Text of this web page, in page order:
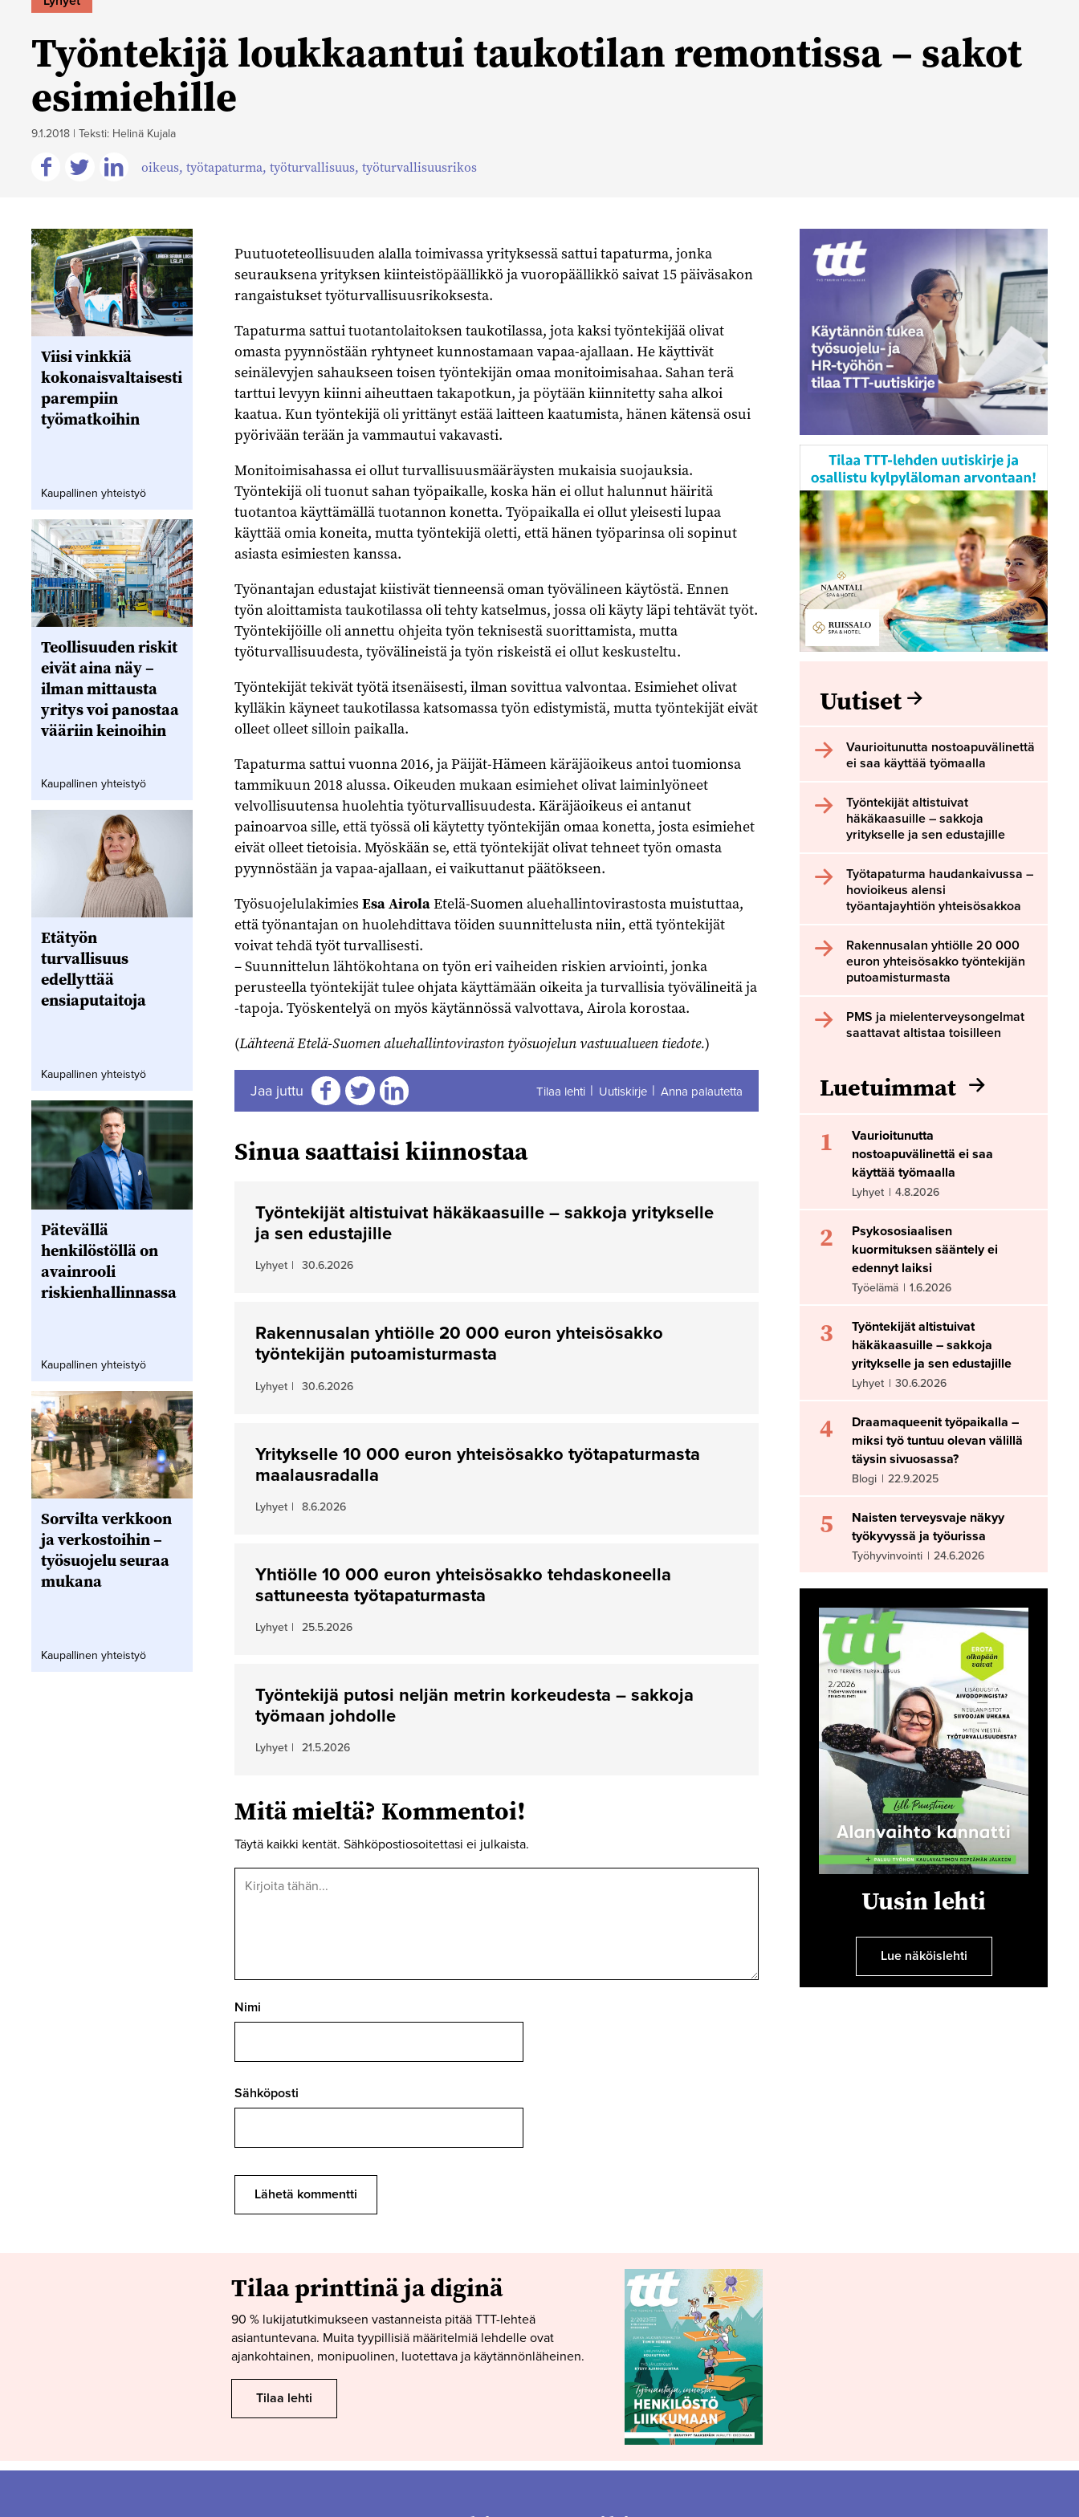
Työntekijä loukkaantui taukotilan remontissa – sakot
esimiehille
9.1.2018 | Teksti: Helinä Kujala
Facebookissa
Twitterissä
Linkedinissä
oikeus, työtapaturma, työturvallisuus, työturvallisuusrikos
Puutuoteteollisuuden alalla toimivassa yrityksessä sattui tapaturma, jonka
seurauksena yrityksen kiinteistöpäällikkö ja vuoropäällikkö saivat 15 päiväsakon
rangaistukset työturvallisuusrikoksesta.
Tapaturma sattui tuotantolaitoksen taukotilassa, jota kaksi työntekijää olivat
omasta pyynnöstään ryhtyneet kunnostamaan vapaa-ajallaan. He käyttivät
seinälevyjen sahaukseen toisen työntekijän omaa monitoimisahaa. Sahan terä
tarttui levyyn kiinni aiheuttaen takapotkun, ja pöytään kiinnitetty saha alkoi
kaatua. Kun työntekijä oli yrittänyt estää laitteen kaatumista, hänen kätensä osui
pyörivään terään ja vammautui vakavasti.
Monitoimisahassa ei ollut turvallisuusmääräysten mukaisia suojauksia.
Työntekijä oli tuonut sahan työpaikalle, koska hän ei ollut halunnut häiritä
tuotantoa käyttämällä tuotannon konetta. Työpaikalla ei ollut yleisesti lupaa
käyttää omia koneita, mutta työntekijä oletti, että hänen työparinsa oli sopinut
asiasta esimiesten kanssa.
Työnantajan edustajat kiistivät tienneensä oman työvälineen käytöstä. Ennen
työn aloittamista taukotilassa oli tehty katselmus, jossa oli käyty läpi tehtävät työt.
Työntekijöille oli annettu ohjeita työn teknisestä suorittamista, mutta
työturvallisuudesta, työvälineistä ja työn riskeistä ei ollut keskusteltu.
Työntekijät tekivät työtä itsenäisesti, ilman sovittua valvontaa. Esimiehet olivat
kylläkin käyneet taukotilassa katsomassa työn edistymistä, mutta työntekijät eivät
olleet olleet silloin paikalla.
Tapaturma sattui vuonna 2016, ja Päijät-Hämeen käräjäoikeus antoi tuomionsa
tammikuun 2018 alussa. Oikeuden mukaan esimiehet olivat laiminlyöneet
velvollisuutensa huolehtia työturvallisuudesta. Käräjäoikeus ei antanut
painoarvoa sille, että työssä oli käytetty työntekijän omaa konetta, josta esimiehet
eivät olleet tietoisia. Myöskään se, että työntekijät olivat tehneet työn omasta
pyynnöstään ja vapaa-ajallaan, ei vaikuttanut päätökseen.
Työsuojelulakimies Esa AirolaEtelä-Suomen aluehallintovirastosta muistuttaa,
että työnantajan on huolehdittava töiden suunnittelusta niin, että työntekijät
voivat tehdä työt turvallisesti.
– Suunnittelun lähtökohtana on työn eri vaiheiden riskien arviointi, jonka
perusteella työntekijät tulee ohjata käyttämään oikeita ja turvallisia työvälineitä ja
-tapoja. Työskentelyä on myös käytännössä valvottava, Airola korostaa.
(Lähteenä Etelä-Suomen aluehallintoviraston työsuojelun vastuualueen tiedote.)
Jaa juttu
JaaJaaJaa
Tilaa lehti Uutiskirje Anna palautetta
Sinua saattaisi kiinnostaa
Työntekijät altistuivat häkäkaasuille – sakkoja yritykselle
ja sen edustajille
Lyhyet | 30.6.2026
Rakennusalan yhtiölle 20 000 euron yhteisösakko
työntekijän putoamisturmasta
Lyhyet | 30.6.2026
Yritykselle 10 000 euron yhteisösakko työtapaturmasta
maalausradalla
Lyhyet | 8.6.2026
Yhtiölle 10 000 euron yhteisösakko tehdaskoneella
sattuneesta työtapaturmasta
Lyhyet | 25.5.2026
Työntekijä putosi neljän metrin korkeudesta – sakkoja
työmaan johdolle
Lyhyet | 21.5.2026
Mitä mieltä? Kommentoi!
Täytä kaikki kentät. Sähköpostiosoitettasi ei julkaista.
Nimi
Sähköposti
Viisi vinkkiä
kokonaisvaltaisesti
parempiin
työmatkoihin
Kaupallinen yhteistyö
Teollisuuden riskit
eivät aina näy –
ilman mittausta
yritys voi panostaa
vääriin keinoihin
Kaupallinen yhteistyö
Etätyön
turvallisuus
edellyttää
ensiaputaitoja
Kaupallinen yhteistyö
Pätevällä
henkilöstöllä on
avainrooli
riskienhallinnassa
Kaupallinen yhteistyö
Sorvilta verkkoon
ja verkostoihin –
työsuojelu seuraa
mukana
Kaupallinen yhteistyö
Uutiset
Vaurioitunutta nostoapuvälinettä
ei saa käyttää työmaalla
Työntekijät altistuivat
häkäkaasuille – sakkoja
yritykselle ja sen edustajille
Työtapaturma haudankaivussa –
hovioikeus alensi
työantajayhtiön yhteisösakkoa
Rakennusalan yhtiölle 20 000
euron yhteisösakko työntekijän
putoamisturmasta
PMS ja mielenterveysongelmat
saattavat altistaa toisilleen
Luetuimmat
1
Vaurioitunutta
nostoapuvälinettä ei saa
käyttää työmaalla
Lyhyet | 4.8.2026
2
Psykososiaalisen
kuormituksen sääntely ei
edennyt laiksi
Työelämä | 1.6.2026
3
Työntekijät altistuivat
häkäkaasuille – sakkoja
yritykselle ja sen edustajille
Lyhyet | 30.6.2026
4
Draamaqueenit työpaikalla –
miksi työ tuntuu olevan välillä
täysin sivuosassa?
Blogi | 22.9.2025
5
Naisten terveysvaje näkyy
työkyvyssä ja työurissa
Työhyvinvointi | 24.6.2026
Uusin lehti
Lue näköislehti
Tilaa printtinä ja diginä
90 % lukijatutkimukseen vastanneista pitää TTT-lehteä
asiantuntevana. Muita tyypillisiä määritelmiä lehdelle ovat
ajankohtainen, monipuolinen, luotettava ja käytännönläheinen.
Tilaa lehti